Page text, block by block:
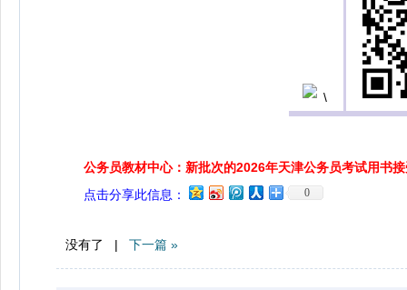
公务员教材中心：新批次的2026年天津公务员考试用书
点击分享此信息：
0
没有了 | 下一篇 »